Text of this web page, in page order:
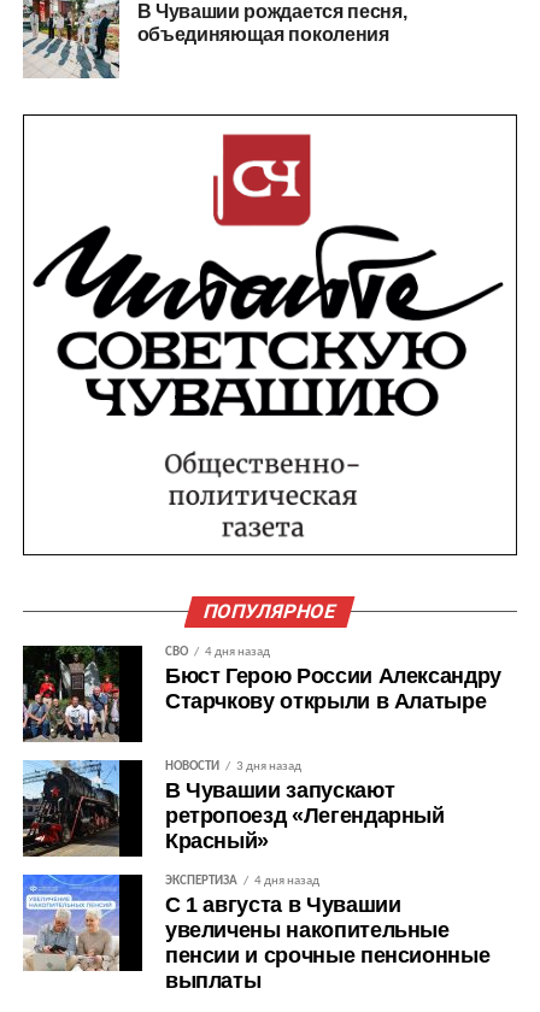
В Чувашии рождается песня,
объединяющая поколения
ПОПУЛЯРНОЕ
СВО 4 дня назад
Бюст Герою России Александру
Старчкову открыли в Алатыре
НОВОСТИ 3 дня назад
В Чувашии запускают
ретропоезд «Легендарный
Красный»
ЭКСПЕРТИЗА 4 дня назад
С 1 августа в Чувашии
увеличены накопительные
пенсии и срочные пенсионные
выплаты